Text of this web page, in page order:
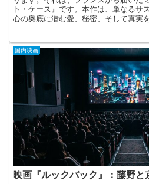
ト・ケース』です。本作は、単なるサ
心の奥底に潜む愛、秘密、そして真実
国内映画
映画『ルックバック』：藤野